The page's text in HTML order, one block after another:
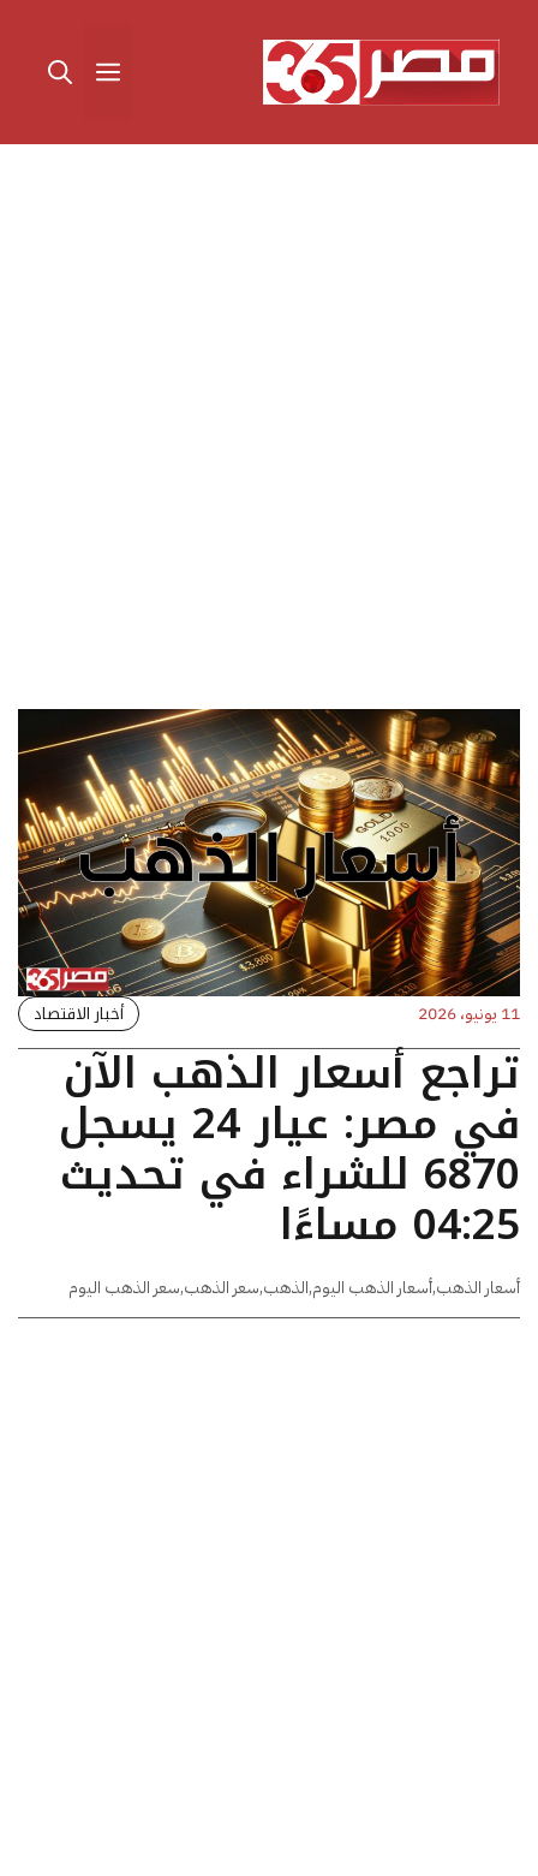
المحتوى القائمة
11 يونيو، 2026 أخبار الاقتصاد
تراجع أسعار الذهب الآن
في مصر: عيار 24 يسجل
6870 للشراء في تحديث
04:25 مساءًا
أسعار الذهب,أسعار الذهب اليوم,الذهب,سعر الذهب,سعر الذهب اليوم